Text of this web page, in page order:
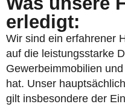
erledigt:
Wir sind ein erfahrener
auf die leistungsstarke
Gewerbeimmobilien
hat. Unser
gilt insbesondere der